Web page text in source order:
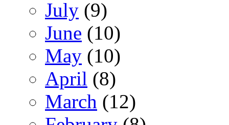
July (9)
June (10)
May (10)
April (8)
March (12)